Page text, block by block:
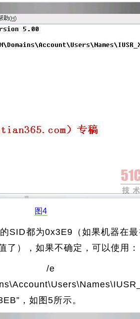
图4
SID都为0x3E9（如果机器在
了），如果不确定，可以使用：
/e
，如图5所示。